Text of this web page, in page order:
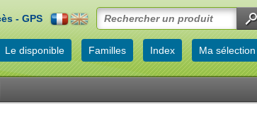
- GPS
Le disponible Familles Index Ma sélection